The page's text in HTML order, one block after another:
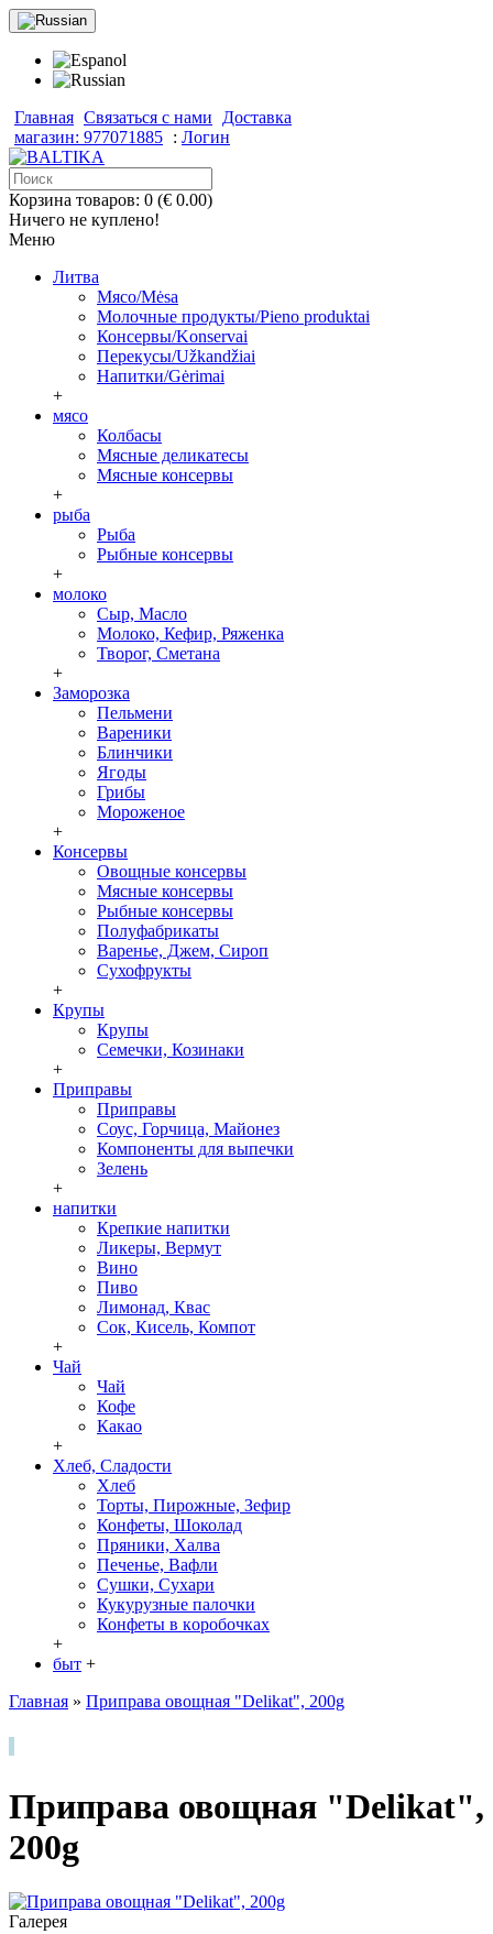
Главная Связаться с нами
Доставка
магазин: 977071885 : Логин
Корзина товаров: 0 (€ 0.00)
Ничего не куплено!
Меню
Литва
Мясо/Mėsa
Молочные продукты/Pieno produktai
Консервы/Konservai
Перекусы/Užkandžiai
Напитки/Gėrimai
+
мясо
Колбасы
Мясные деликатесы
Мясные консервы
+
рыба
Рыба
Рыбные консервы
+
молоко
Сыр, Масло
Молоко, Кефир, Ряженка
Творог, Сметана
+
Заморозка
Пельмени
Вареники
Блинчики
Ягоды
Грибы
Мороженое
+
Консервы
Овощные консервы
Мясные консервы
Рыбные консервы
Полуфабрикаты
Варенье, Джем, Сироп
Сухофрукты
+
Крупы
Крупы
Семечки, Козинаки
+
Приправы
Приправы
Соус, Горчица, Майонез
Компоненты для выпечки
Зелень
+
напитки
Крепкие напитки
Ликеры, Вермут
Вино
Пиво
Лимонад, Квас
Сок, Кисель, Компот
+
Чай
Чай
Кофе
Какао
+
Хлеб, Сладости
Хлеб
Торты, Пирожные, Зефир
Конфеты, Шоколад
Пряники, Халва
Печенье, Вафли
Сушки, Сухари
Кукурузные палочки
Конфеты в кoробочках
+
быт +
Главная » Приправа овощная "Delikat", 200g
Приправа овощная "Delikat",
200g
Галерея